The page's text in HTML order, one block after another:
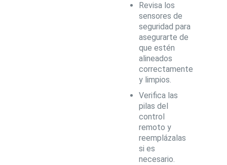
Revisa los
sensores de
seguridad para
asegurarte de
que estén
alineados
correctamente
y limpios.
Verifica las
pilas del
control
remoto y
reemplázalas
si es
necesario.